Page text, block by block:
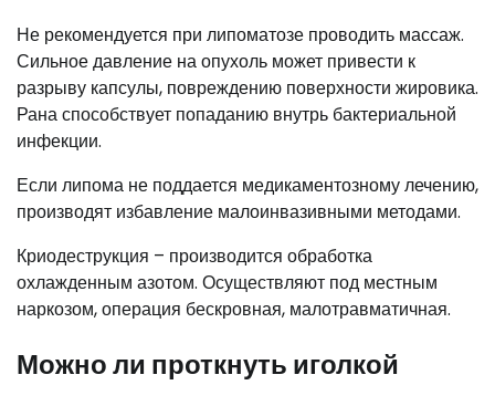
Не рекомендуется при липоматозе проводить массаж.
Сильное давление на опухоль может привести к
разрыву капсулы, повреждению поверхности жировика.
Рана способствует попаданию внутрь бактериальной
инфекции.
Если липома не поддается медикаментозному лечению,
производят избавление малоинвазивными методами.
Криодеструкция – производится обработка
охлажденным азотом. Осуществляют под местным
наркозом, операция бескровная, малотравматичная.
Можно ли проткнуть иголкой